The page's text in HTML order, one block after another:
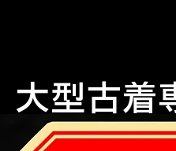
大型古着